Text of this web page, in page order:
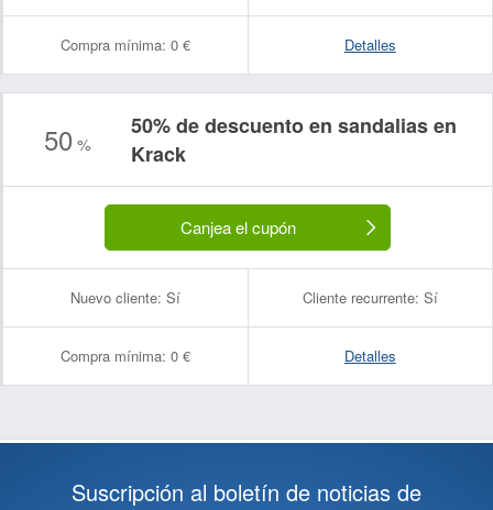
Compra mínima: 0 € Detalles
50 %
50% de descuento en sandalias en
Krack
Canjea el cupón
Nuevo cliente: Sí Cliente recurrente: Sí
Compra mínima: 0 € Detalles
Suscripción al boletín de noticias de